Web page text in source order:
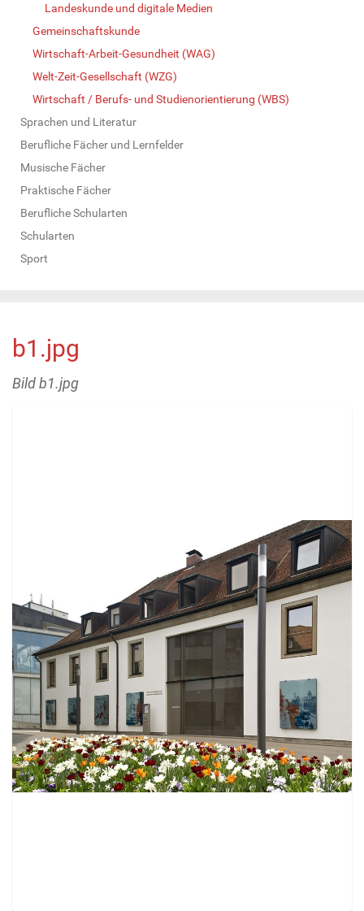
Landeskunde und digitale Medien
Gemeinschaftskunde
Wirtschaft-Arbeit-Gesundheit (WAG)
Welt-Zeit-Gesellschaft (WZG)
Wirtschaft / Berufs- und Studienorientierung (WBS)
Sprachen und Literatur
Berufliche Fächer und Lernfelder
Musische Fächer
Praktische Fächer
Berufliche Schularten
Schularten
Sport
b1.jpg
Bild b1.jpg